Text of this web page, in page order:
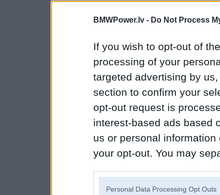
BMWPower.lv - Do Not Process
If you wish to opt-out of
processing of your
targeted advertising by
section to confirm your
opt-out request is
interest-based ads based
us or personal
your opt-out. You may
Personal Data Processing Opt Outs